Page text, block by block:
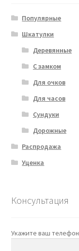
Популярные
Шкатулки
Деревянные
С замком
Для очков
Для часов
Сундуки
Дорожные
Распродажа
Уценка
Консультация
Укажите ваш телефон